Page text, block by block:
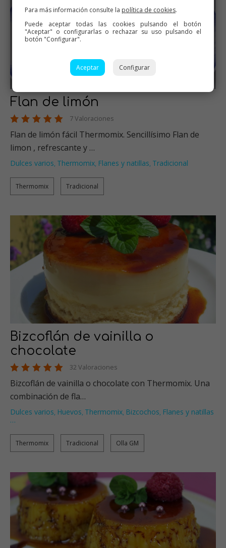
Flan de limón
7 Valoraciones
Flan de limón fácil Thermomix. Sencillísimo Flan de
limon , refrescante y …
Dulces varios, Thermomix, Flanes y natillas, Tradicional
Thermomix Tradicional
Bizcoflán de vainilla o
chocolate
32 Valoraciones
Bizcoflán de vainilla o chocolate con Thermomix. Una
combinación de fla…
Dulces varios, Huevos, Thermomix, Bizcochos, Flanes y natillas
…
Thermomix Tradicional Olla GM
Para más información consulte la política de cookies.
Puede aceptar todas las cookies pulsando el botón
"Aceptar" o configurarlas o rechazar su uso pulsando el
botón "Configurar".
Aceptar Configurar